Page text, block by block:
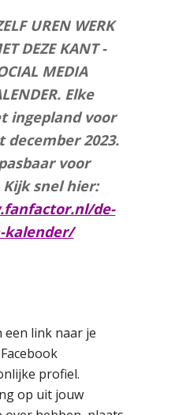
UREN WERK
DEZE KANT -
MEDIA
Elke
ingepland voor
2023.
voor
snel hier:
de-
kalender/
een link naar je
profiel.
op uit jouw